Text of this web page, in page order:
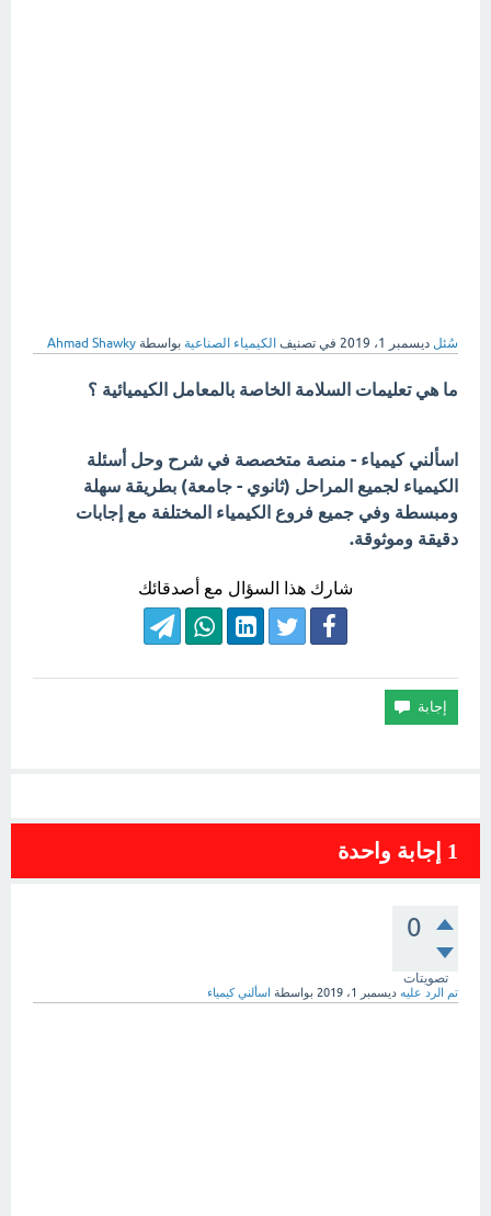
سُئل ديسمبر 1، 2019 في تصنيف الكيمياء الصناعية بواسطة Ahmad Shawky
ما هي تعليمات السلامة الخاصة بالمعامل الكيميائية ؟
اسألني كيمياء - منصة متخصصة في شرح وحل أسئلة
الكيمياء لجميع المراحل (ثانوي - جامعة) بطريقة سهلة
ومبسطة وفي جميع فروع الكيمياء المختلفة مع إجابات
دقيقة وموثوقة.
شارك هذا السؤال مع أصدقائك
1 إجابة واحدة
0
تصويتات
تم الرد عليه ديسمبر 1، 2019 بواسطة اسألني كيمياء